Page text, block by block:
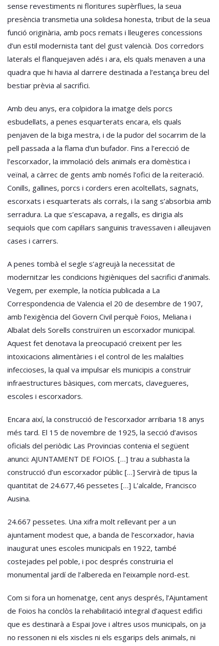
sense revestiments ni floritures supèrflues, la seua
presència transmetia una solidesa honesta, tribut de la seua
funció originària, amb pocs remats i lleugeres concessions
d’un estil modernista tant del gust valencià. Dos corredors
laterals el flanquejaven adés i ara, els quals menaven a una
quadra que hi havia al darrere destinada a l’estança breu del
bestiar prèvia al sacrifici.
Amb deu anys, era colpidora la imatge dels porcs
esbudellats, a penes esquarterats encara, els quals
penjaven de la biga mestra, i de la pudor del socarrim de la
pell passada a la flama d’un bufador. Fins a l’erecció de
l’escorxador, la immolació dels animals era domèstica i
veïnal, a càrrec de gents amb només l’ofici de la reiteració.
Conills, gallines, porcs i corders eren acoltellats, sagnats,
escorxats i esquarterats als corrals, i la sang s’absorbia amb
serradura. La que s’escapava, a regalls, es dirigia als
sequiols que com capil·lars sanguinis travessaven i alleujaven
cases i carrers.
A penes tombà el segle s’agreujà la necessitat de
modernitzar les condicions higièniques del sacrifici d’animals.
Vegem, per exemple, la notícia publicada a La
Correspondencia de Valencia el 20 de desembre de 1907,
amb l’exigència del Govern Civil perquè Foios, Meliana i
Albalat dels Sorells construïren un escorxador municipal.
Aquest fet denotava la preocupació creixent per les
intoxicacions alimentàries i el control de les malalties
infeccioses, la qual va impulsar els municipis a construir
infraestructures bàsiques, com mercats, clavegueres,
escoles i escorxadors.
Encara així, la construcció de l’escorxador arribaria 18 anys
més tard. El 15 de novembre de 1925, la secció d’avisos
oficials del periòdic Las Provincias contenia el següent
anunci: AJUNTAMENT DE FOIOS. […] trau a subhasta la
construcció d’un escorxador públic […] Servirà de tipus la
quantitat de 24.677,46 pessetes […] L’alcalde, Francisco
Ausina.
24.667 pessetes. Una xifra molt rellevant per a un
ajuntament modest que, a banda de l’escorxador, havia
inaugurat unes escoles municipals en 1922, també
costejades pel poble, i poc després construiria el
monumental jardí de l’albereda en l’eixample nord-est.
Com si fora un homenatge, cent anys després, l’Ajuntament
de Foios ha conclòs la rehabilitació integral d’aquest edifici
que es destinarà a Espai Jove i altres usos municipals, on ja
no ressonen ni els xiscles ni els esgarips dels animals, ni